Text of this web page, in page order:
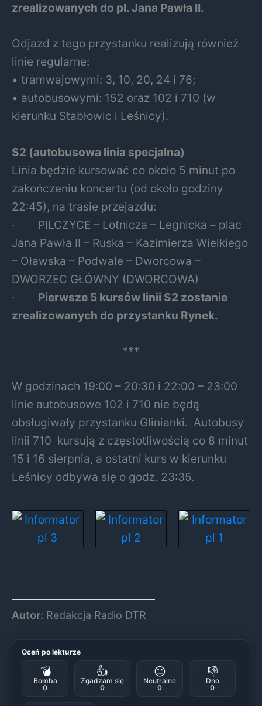
zrealizowanych do pl. Jana Pawła II.
Odjazd z tego przystanku realizują również
linie regularne:
• tramwajowymi: 3, 10, 20, 24 i 76;
• autobusowymi: 152 oraz 102 i 710 (w
kierunku Stabłowic i Leśnicy).
S2 (autobusowa linia specjalna)
Linia będzie kursować co około 5 minut po
zakończeniu koncertu (od około godziny
22:45), na trasie przejazdu:
· PILCZYCE – Lotnicza – Legnicka – plac
Jana Pawła II – Ruska – Kazimierza Wielkiego
– Oławska – Podwale – Dworcowa –
DWORZEC GŁÓWNY (DWORCOWA)
· Pierwsze 5 kursów linii S2 zostanie
zrealizowanych do przystanku Rynek.
***
W godzinach 19:00 – 20:30 i 22:00 – 23:00
linie autobusowe 102 i 710 nie będą
obsługiwały przystanku Glinianki. Autobusy
linii 710 kursują z częstotliwością co 8 minut
15 i 16 sierpnia, a ostatni kurs w kierunku
Leśnicy odbywa się o godz. 23:35.
Autor: Redakcja Radio DTR
Oceń po lekturze
💣
Bomba
0
👍
Zgadzam się
0
😐
Neutralne
0
👎
Dno
0